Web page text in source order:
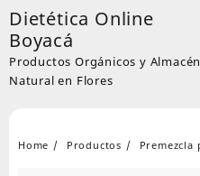
Skip
to
content
Dietética Online
Boyacá
Productos Orgánicos y Almacén
Natural en Flores
Home Productos Premezcla